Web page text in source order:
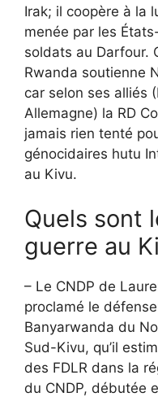
Irak; il coopère à la
menée par les
soldats au Darfour.
Rwanda soutienne
car selon ses alliés
Allemagne) la RD
jamais rien tenté
génocidaires hutu
au Kivu.
Quels sont
guerre au
– Le CNDP de
proclamé le
Banyarwanda du
Sud-Kivu, qu’il
des FDLR dans la
du CNDP, débutée